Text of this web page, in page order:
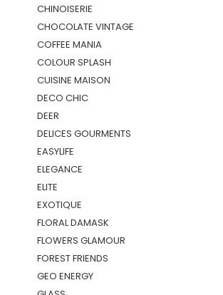
CHINOISERIE
CHOCOLATE VINTAGE
COFFEE MANIA
COLOUR SPLASH
CUISINE MAISON
DECO CHIC
DEER
DELICES GOURMENTS
EASYLIFE
ELEGANCE
ELITE
EXOTIQUE
FLORAL DAMASK
FLOWERS GLAMOUR
FOREST FRIENDS
GEO ENERGY